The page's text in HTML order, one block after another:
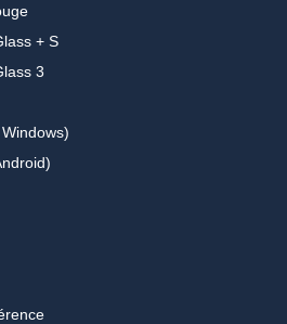
+ S
3